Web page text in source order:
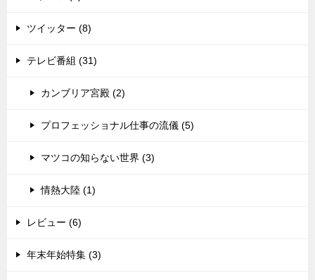
ツイッター (8)
テレビ番組 (31)
カンブリア宮殿 (2)
プロフェッショナル仕事の流儀 (5)
マツコの知らない世界 (3)
情熱大陸 (1)
レビュー (6)
年末年始特集 (3)